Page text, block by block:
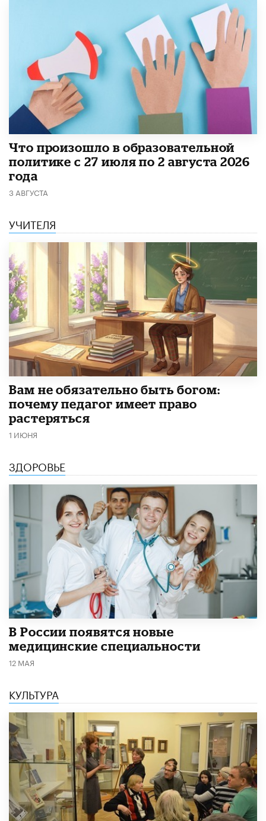
​Что произошло в образовательной
политике с 27 июля по 2 августа 2026
года
3 АВГУСТА
УЧИТЕЛЯ
​Вам не обязательно быть богом:
почему педагог имеет право
растеряться
1 ИЮНЯ
ЗДОРОВЬЕ
В России появятся новые
медицинские специальности
12 МАЯ
КУЛЬТУРА